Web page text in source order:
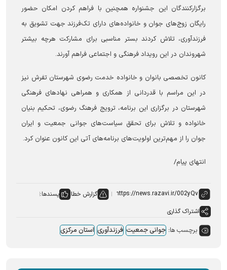
برگزارکنندگان این جشنواره همچنین با فراهم کردن امکان حضور
رایگان زوج‌های جوان و خانواده‌های دارای تک‌فرزند جهت تشویق به
فرزندآوری، تلاش کردند بستر مناسبی برای مشارکت هرچه بیشتر
شهروندان در این رویداد فرهنگی و اجتماعی فراهم آورند.
کانون تخصصی بانوان و خانواده خدمت رضوی شهرستان تفرش نیز
در این مراسم با قدردانی از همکاری و همراهی نهادهای فرهنگی
شهرستان در برگزاری این برنامه، ترویج فرهنگ رضوی، تحکیم بنیان
خانواده و تلاش برای تحقق سیاست‌های جوانی جمعیت و ایران
جوان را از مهم‌ترین اولویت‌های برنامه‌های آتی این کانون عنوان کرد.
انتهای پیام/
گزارش خطا
پسندها:
اشتراک گذاری
برچسب ها: جوانی جمعیت فرزندآوری استان مرکزی